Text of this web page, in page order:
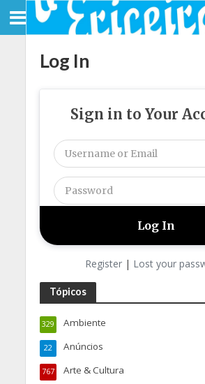
Log In
Sign in to Your
Register | Lost your
Tópicos
Ambiente
329
Anúncios
22
Arte & Cultura
767